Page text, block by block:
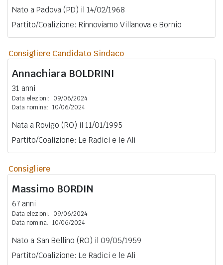
Nato a Padova (PD) il 14/02/1968
Partito/Coalizione: Rinnoviamo Villanova e Bornio
Consigliere Candidato Sindaco
Annachiara BOLDRINI
31 anni
Data elezioni:
09/06/2024
Data nomina: 10/06/2024
Nata a Rovigo (RO) il 11/01/1995
Partito/Coalizione: Le Radici e le Ali
Consigliere
Massimo BORDIN
67 anni
Data elezioni:
09/06/2024
Data nomina: 10/06/2024
Nato a San Bellino (RO) il 09/05/1959
Partito/Coalizione: Le Radici e le Ali